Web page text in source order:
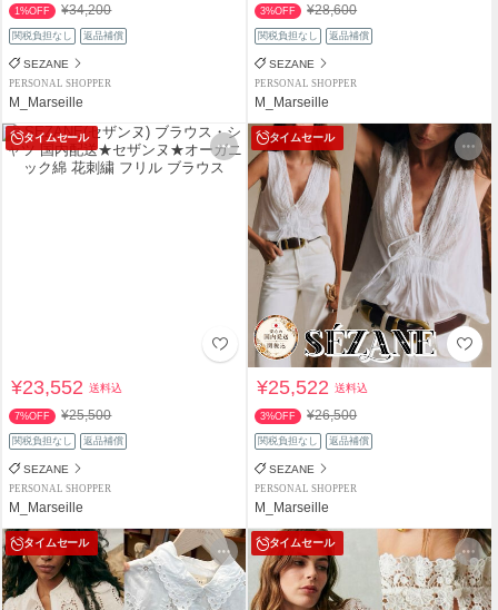
1%OFF ¥34,200
関税負担なし 返品補償
SEZANE
PERSONAL SHOPPER
M_Marseille
3%OFF ¥28,600
関税負担なし 返品補償
SEZANE
PERSONAL SHOPPER
M_Marseille
タイムセール
¥23,552送料込
7%OFF ¥25,500
関税負担なし 返品補償
SEZANE
PERSONAL SHOPPER
M_Marseille
タイムセール
¥25,522送料込
3%OFF ¥26,500
関税負担なし 返品補償
SEZANE
PERSONAL SHOPPER
M_Marseille
タイムセール タイムセール